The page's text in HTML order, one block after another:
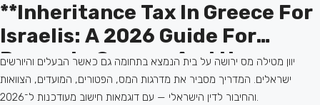
**Inheritance Tax In Greece For
Israelis: A 2026 Guide For
Property Owners And Home
Buyers**
יוון מטילה מס ירושה על בית הנמצא בתחומה גם כאשר הבעלים והיורשים
ישראלים. המדריך מסביר את מדרגות המס, הפטורים, המועדים, הצוואות
והחיבור לדין הישראלי — עם דוגמאות חישוב מעודכנות ל־2026.